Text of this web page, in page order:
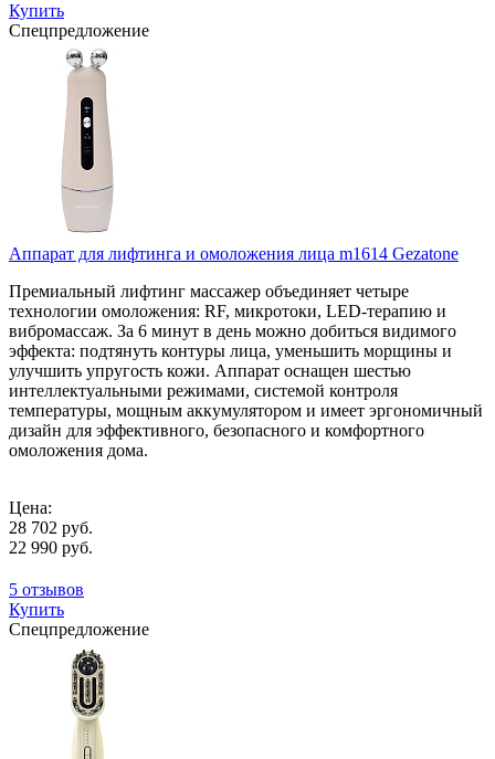
Купить
Спецпредложение
Аппарат для лифтинга и омоложения лица m1614 Gezatone
Премиальный лифтинг массажер объединяет четыре
технологии омоложения: RF, микротоки, LED-терапию и
вибромассаж. За 6 минут в день можно добиться видимого
эффекта: подтянуть контуры лица, уменьшить морщины и
улучшить упругость кожи. Аппарат оснащен шестью
интеллектуальными режимами, системой контроля
температуры, мощным аккумулятором и имеет эргономичный
дизайн для эффективного, безопасного и комфортного
омоложения дома.
Цена:
28 702 руб.
22 990 руб.
5 отзывов
Купить
Спецпредложение